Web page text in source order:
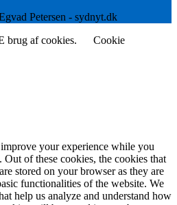
Petersen - sydnyt.dk
brug af cookies.
Cookie
your experience while you
of these cookies, the cookies that
stored on your browser as they are
functionalities of the website. We
help us analyze and understand how